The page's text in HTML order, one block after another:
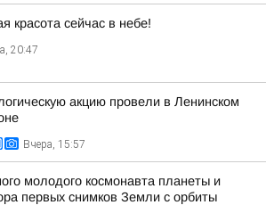
красота сейчас в небе!
20:47
акцию провели в Ленинском
Вчера, 15:57
молодого космонавта планеты и
первых снимков Земли с орбиты